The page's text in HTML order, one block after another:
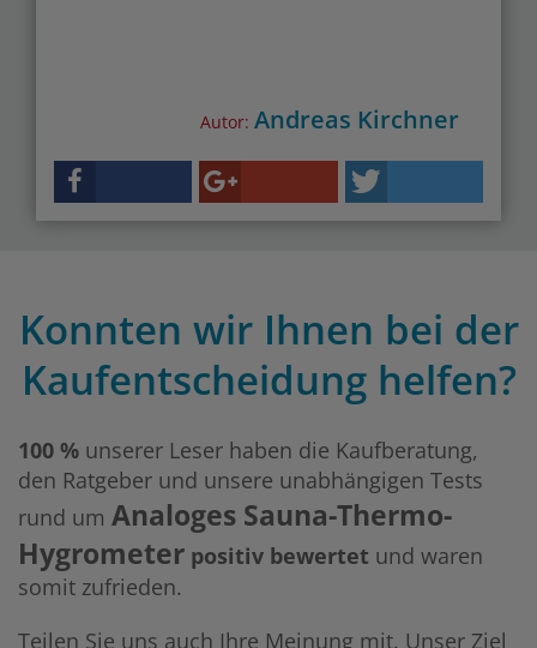
Autor: Andreas Kirchner
Konnten wir Ihnen bei der
Kaufentscheidung helfen?
100 % unserer Leser haben die Kaufberatung,
den Ratgeber und unsere unabhängigen Tests
rund um Analoges Sauna-Thermo-
Hygrometer positiv bewertet und waren
somit zufrieden.
Teilen Sie uns auch Ihre Meinung mit. Unser Ziel